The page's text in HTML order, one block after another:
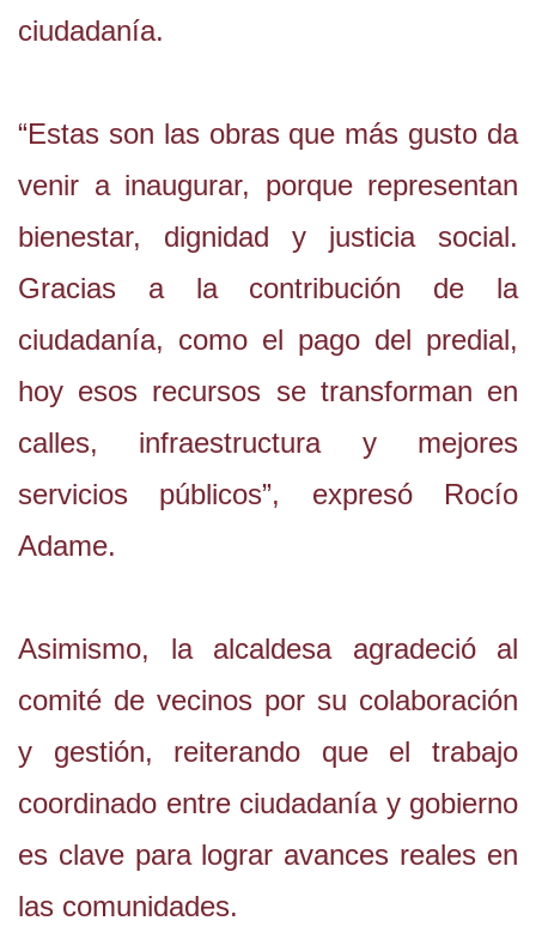
ciudadanía.
“Estas son las obras que más gusto da
venir a inaugurar, porque representan
bienestar, dignidad y justicia social.
Gracias a la contribución de la
ciudadanía, como el pago del predial,
hoy esos recursos se transforman en
calles, infraestructura y mejores
servicios públicos”, expresó Rocío
Adame.
Asimismo, la alcaldesa agradeció al
comité de vecinos por su colaboración
y gestión, reiterando que el trabajo
coordinado entre ciudadanía y gobierno
es clave para lograr avances reales en
las comunidades.